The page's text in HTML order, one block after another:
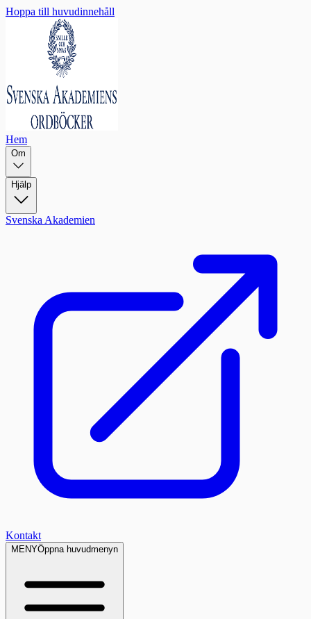
Hoppa till huvudinnehåll
Hem
Om
Hjälp
Svenska Akademien
Kontakt
MENYÖppna huvudmenyn